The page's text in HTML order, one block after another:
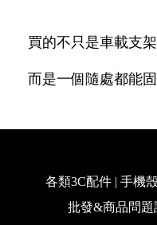
買的不只是車載支架
而是一個隨處都能
各類3C配件 | 手機
批發&商品問題